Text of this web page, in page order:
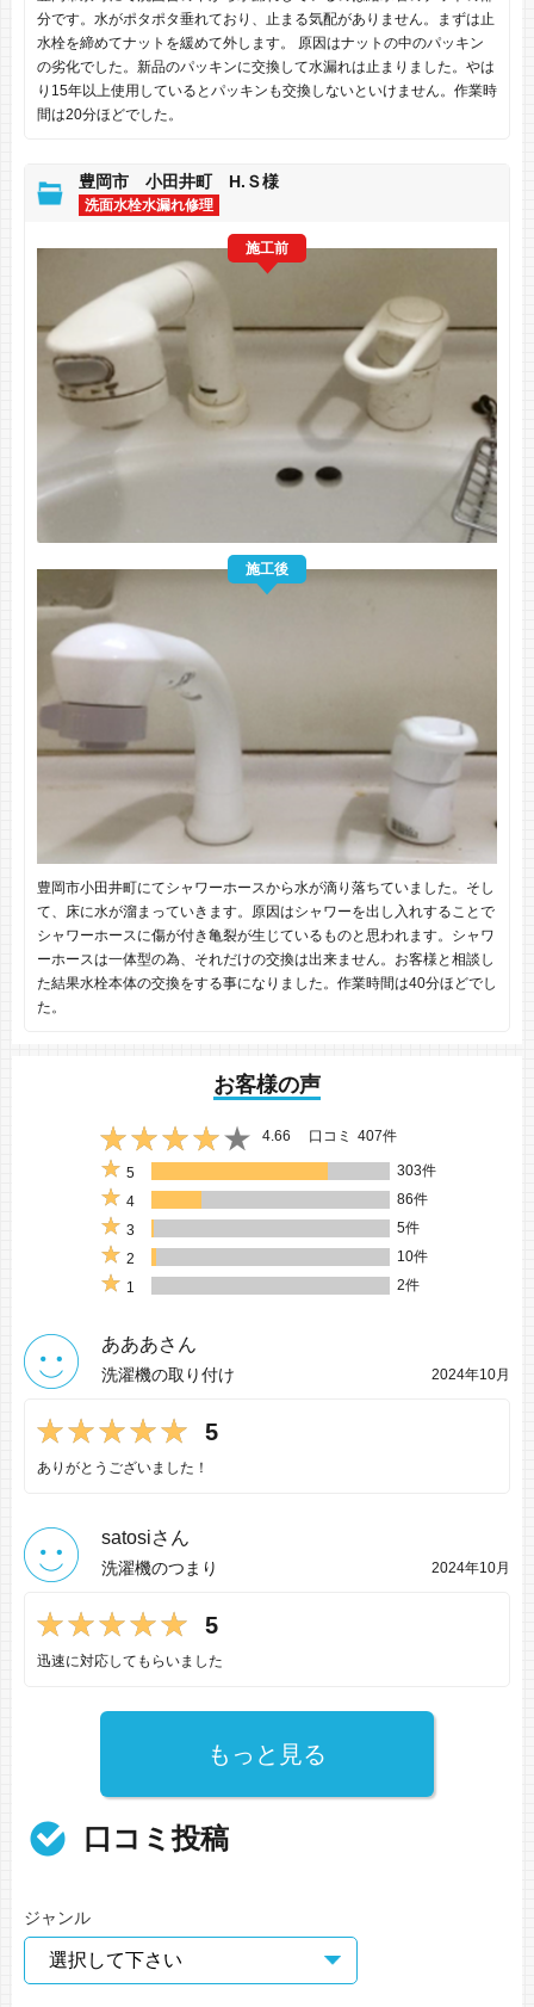
分です。水がポタポタ垂れており、止まる気配がありません。まずは止
水栓を締めてナットを緩めて外します。 原因はナットの中のパッキン
の劣化でした。新品のパッキンに交換して水漏れは止まりました。やは
り15年以上使用しているとパッキンも交換しないといけません。作業時
間は20分ほどでした。
豊岡市 小田井町 H.Ｓ様
洗面水栓水漏れ修理
施工前
施工後
豊岡市小田井町にてシャワーホースから水が滴り落ちていました。そし
て、床に水が溜まっていきます。原因はシャワーを出し入れすることで
シャワーホースに傷が付き亀裂が生じているものと思われます。シャワ
ーホースは一体型の為、それだけの交換は出来ません。お客様と相談し
た結果水栓本体の交換をする事になりました。作業時間は40分ほどでし
た。
お客様の声
4.66 口コミ 407件
5
303件
4
86件
3
5件
2
10件
1
2件
あああさん
洗濯機の取り付け 2024年10月
5
ありがとうございました！
satosiさん
洗濯機のつまり 2024年10月
5
迅速に対応してもらいました
もっと見る
口コミ投稿
ジャンル